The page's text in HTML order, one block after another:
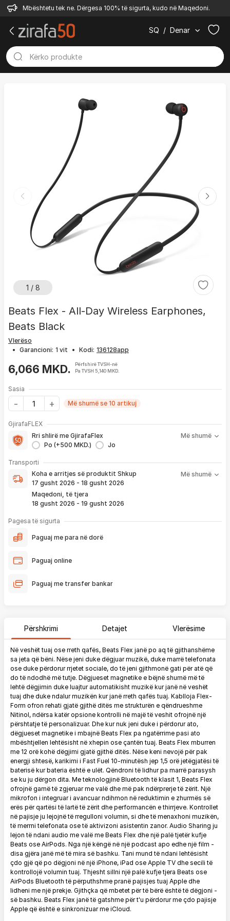
Mbështetu tek ne. Dërgesa 100% të sigurta, kudo në Maqedoni.
SQ / Denar
1 / 8
Beats Flex - All-Day Wireless Earphones,
Beats Black
Vlerëso
• Garancioni: 1 vit • Kodi:
6,066 MKD.
Përfshirë TVSH-në
Pa TVSH 5,140 MKD.
Sasia
Më shumë se 10 artikuj
GjirafaFLEX
Rri shlirë me GjirafaFlex
Po (+500 MKD.)
Jo
Më shumë
-Prioritet
1 viti nga blerja
- Kontakt brenda24 hpër servisim, zëvendësim apo kthim
pagesë
Transporti
Koha e arritjes së produktit Shkup
17 gusht 2026 - 18 gusht 2026
Maqedoni, të tjera
18 gusht 2026 - 19 gusht 2026
Më shumë
Koha e arritjes së produktit nënkupton periudhën prej kur
bëhet verifikimi i porosisë suaj, dhe njoftimit për verifikim
që ju e pranoni përmes email-it apo SMS-it.
Nëse porosia bëhet tani, produkti arrin sipas afatit kohor të
vendosur më lartë. Ju do të njoftoheni në vazhdimësi
përmes emailit rreth vendndodhjes së porosisë suaj, duke
përfshirë momentin kur produkti arrin në depon tonë, dhe
më lartë. Ju lusim të keni parasysh që festat ndërkombëtare ndikojnë që
liferimi të shtyhet për rreth 2 ditë.
Pagesa të sigurta
Paguaj me para në dorë
Paguaj online
Paguaj me transfer bankar
Përshkrimi Detajet Vlerësime
Në veshët tuaj ose rreth qafës, Beats Flex janë po aq të gjithanshëme
sa jeta që bëni. Nëse jeni duke dëgjuar muzikë, duke marrë telefonata
ose duke përdorur rrjetet sociale, do të jeni gjithmonë gati për atë që
do të ndodhë më tutje. Dëgjueset magnetike e bëjnë shumë më të
lehtë dëgjimin duke luajtur automatikisht muzikë kur janë në veshët
tuaj dhe duke ndalur muzikën kur janë rreth qafës tuaj. Kablloja Flex-
Form ofron rehati gjatë gjithë ditës me strukturën e qëndrueshme
Nitinol, ndërsa katër opsione kontrolli në majë të veshit ofrojnë një
përshtatje të personalizuar. Dhe kur nuk jeni duke i përdorur ato,
dëgjueset magnetike i mbajnë Beats Flex pa ngatërrime pasi ato
mbështjellen lehtësisht në xhepin ose çantën tuaj. Beats Flex mburren
me 12 orë kohë dëgjimi gjatë gjithë ditës. Nëse keni nevojë për pak
energji shtesë, karikimi i Fast Fuel 10-minutësh jep 1,5 orë jetëgjatësi të
baterisë kur bateria është e ulët. Qëndroni të lidhur pa marrë parasysh
se ku ju dërgon dita. Me teknologjinë Bluetooth të klasit 1, Beats Flex
ofrojnë gamë të zgjeruar me valë dhe më pak ndërprerje të zërit. Një
mikrofon i integruar i avancuar ndihmon në reduktimin e zhurmës së
erës për qartësi të lartë të zërit dhe performancën e thirrjeve. Kontrollet
në pajisje ju lejojnë të rregulloni volumin, si dhe të menaxhoni muzikën,
të merrni telefonata ose të aktivizoni asistentin zanor. Audio Sharing ju
lejon të ndani audio me valë me Beats Flex dhe një palë tjetër kufje
Beats ose AirPods. Nga një këngë në një podcast apo edhe një film -
disa gjëra janë më të mira së bashku. Tani mund të ndani lehtësisht
çdo gjë që po dëgjoni në një iPhone, iPad ose Apple TV dhe secili të
kontrollojë volumin tuaj. Thjesht sillni një palë kufje tjera Beats ose
AirPods Bluetooth të përputhshme pranë pajisjes tuaj Apple dhe
lidheni me një prekje. Gjithçka që mbetet për të bërë është të dëgjoni -
së bashku. Beats Flex janë të gatshme për t'u përdorur me çdo pajisje
Apple që është e sinkronizuar me iCloud.